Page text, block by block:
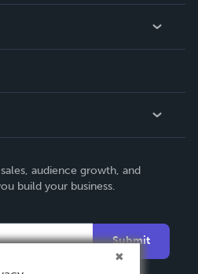
audience growth, and
build your business.
Submit